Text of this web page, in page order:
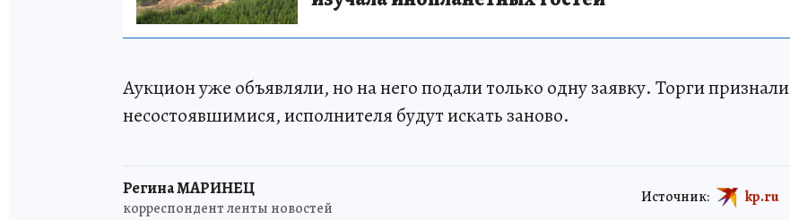
Аукцион уже объявляли, но на него подали только одну заявку. Торги признали
несостоявшимися, исполнителя будут искать заново.
Регина МАРИНЕЦ
корреспондент ленты новостей
Источник: kp.ru